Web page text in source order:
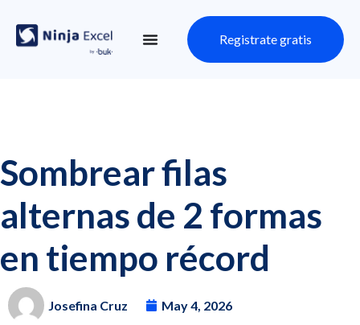
Registrate gratis
Sombrear filas
alternas de 2 formas
en tiempo récord
Josefina Cruz
May 4, 2026